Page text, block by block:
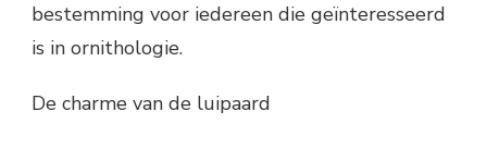
bestemming voor iedereen die geïnteresseerd
is in ornithologie.
De charme van de luipaard